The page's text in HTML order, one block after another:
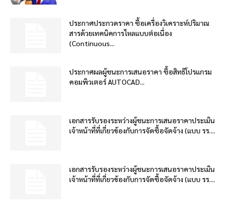
ประกาศประกวดราคา ซื้อเครื่องวิเคราะห์ปริมาณ
สารด้วยเทคนิคการไหลแบบต่อเนื่อง
(Continuous...
ประกาศผลผู้ชนะการเสนอราคา ซื้อสิทธิโปรแกรม
คอมพิวเตอร์ AUTOCAD...
เอกสารรับรองระหว่างผู้ชนะการเสนอราคาประเมิน
เจ้าหน้าที่ที่เกี่ยวข้องกับการจัดซื้อจัดจ้าง (แบบ รร....
เอกสารรับรองระหว่างผู้ชนะการเสนอราคาประเมิน
เจ้าหน้าที่ที่เกี่ยวข้องกับการจัดซื้อจัดจ้าง (แบบ รร....